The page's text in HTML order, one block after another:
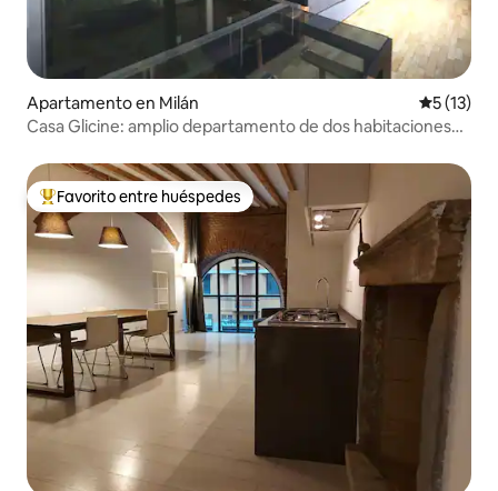
Apartamento en Milán
5 (13)
Casa Glicine: amplio departamento de dos habitaciones
Favorito entre huéspedes preferido
Favorito entre huéspedes